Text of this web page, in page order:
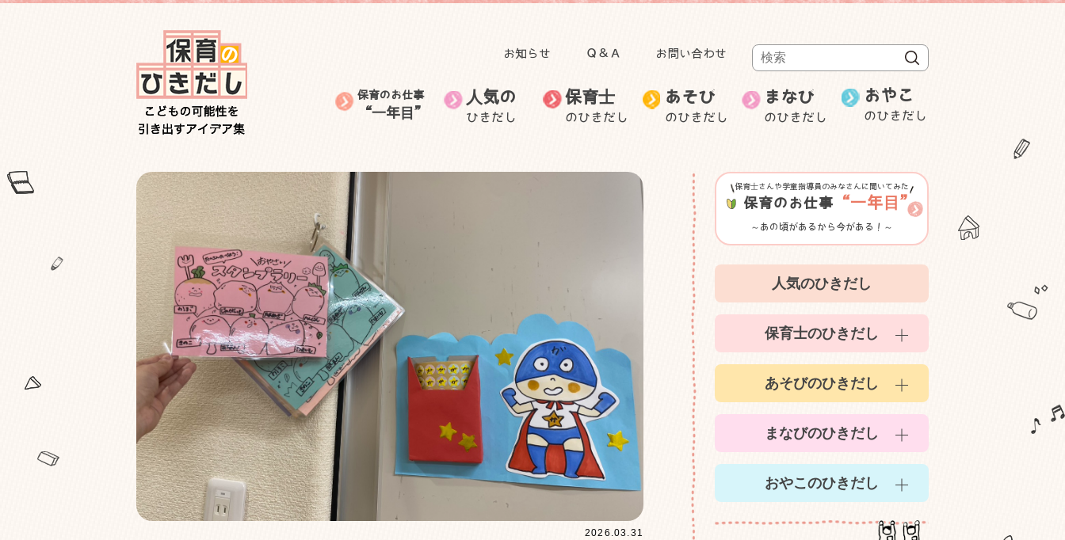
お知らせ Ｑ＆Ａ お問い合わせ
保育のお仕事
“一年目”
人気の
ひきだし
保育士
のひきだし
あそび
のひきだし
まなび
のひきだし
おやこ
のひきだし
ごっこ遊び 身体を動かす遊び ゲーム性のある遊び
身近な素材で作って遊
ぶ
室内装飾 室内遊び
外遊び 製作 かんたん食育
手作りおもちゃ その他
むっちゃん先生と学ぼ
う
自然に目を向けてみよ
研修・セミナー等紹介
子ども・子育てニュー
ス
保護者との関わり
2026.03.31
保育士さんや学童指導員のみなさんに聞いてみた
保育のお仕事 “一年目”
～あの頃があるから今がある！～
人気のひきだし
保育士のひきだし
あそびのひきだし
まなびのひきだし
おやこのひきだし